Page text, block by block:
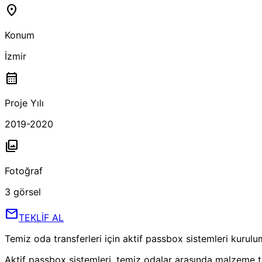
location_on
Konum
İzmir
calendar_month
Proje Yılı
2019-2020
photo_library
Fotoğraf
3 görsel
mailTEKLİF AL
Temiz oda transferleri için aktif passbox sistemleri
Aktif passbox sistemleri, temiz odalar arasında